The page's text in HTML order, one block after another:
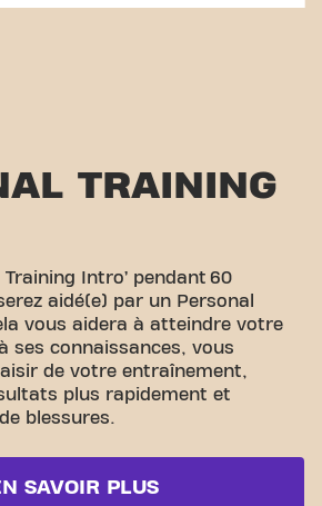
TRAINING
Intro’ pendant 60
aidé(e) par un Personal
vous aidera à atteindre votre
ses connaissances, vous
de votre entraînement,
plus rapidement et
blessures.
SAVOIR PLUS